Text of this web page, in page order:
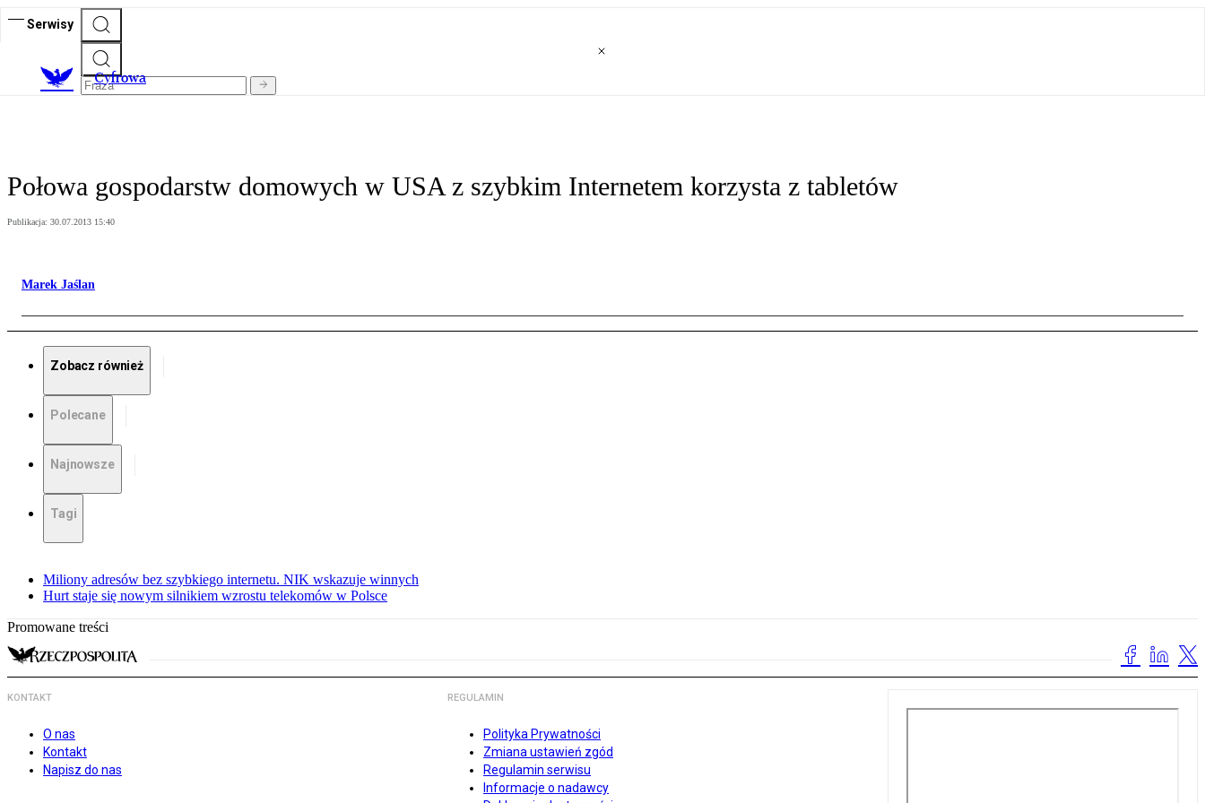
Serwisy
Cyfrowa
Połowa gospodarstw domowych w USA z szybkim Internetem korzysta z tabletów
Publikacja: 30.07.2013 15:40
Marek Jaślan
Zobacz również
Polecane
Najnowsze
Tagi
Miliony adresów bez szybkiego internetu. NIK wskazuje winnych
Hurt staje się nowym silnikiem wzrostu telekomów w Polsce
Promowane treści
KONTAKT
O nas
Kontakt
Napisz do nas
REGULAMIN
Polityka Prywatności
Zmiana ustawień zgód
Regulamin serwisu
Informacje o nadawcy